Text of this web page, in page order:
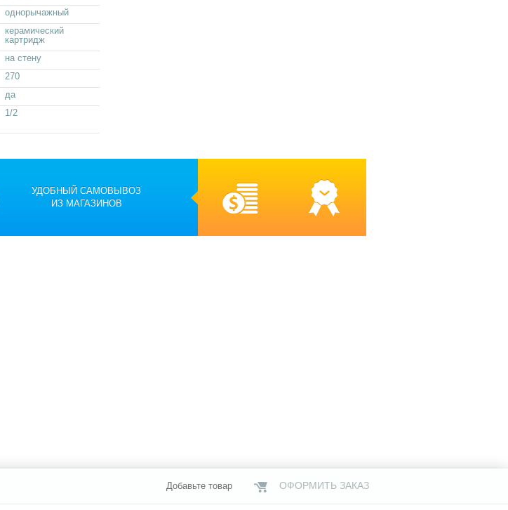
однорычажный
керамический
картридж
на стену
270
да
1/2
УДОБНЫЙ САМОВЫВОЗ
ИЗ МАГАЗИНОВ
Добавьте товар ОФОРМИТЬ ЗАКАЗ